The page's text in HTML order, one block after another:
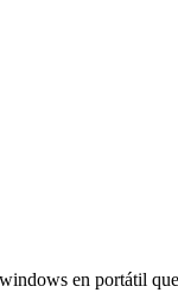
en portátil